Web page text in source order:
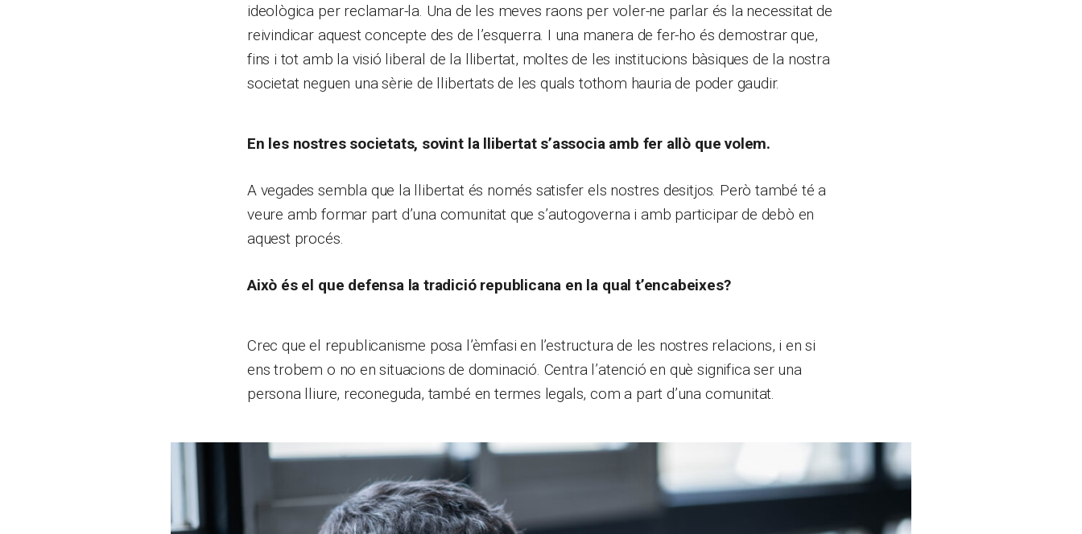
ideològica per reclamar-la. Una de les meves raons per voler-ne parlar és la necessitat de
reivindicar aquest concepte des de l’esquerra. I una manera de fer-ho és demostrar que,
fins i tot amb la visió liberal de la llibertat, moltes de les institucions bàsiques de la nostra
societat neguen una sèrie de llibertats de les quals tothom hauria de poder gaudir.
En les nostres societats, sovint la llibertat s’associa amb fer allò que volem.
A vegades sembla que la llibertat és només satisfer els nostres desitjos. Però també té a
veure amb formar part d’una comunitat que s’autogoverna i amb participar de debò en
aquest procés.
Això és el que defensa la tradició republicana en la qual t’encabeixes?
Crec que el republicanisme posa l’èmfasi en l’estructura de les nostres relacions, i en si
ens trobem o no en situacions de dominació. Centra l’atenció en què significa ser una
persona lliure, reconeguda, també en termes legals, com a part d’una comunitat.